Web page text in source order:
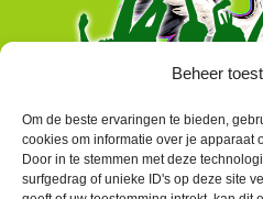
Beheer
Om de beste ervaringen te bieden,
cookies om informatie over je apparaat
Door in te stemmen met deze
surfgedrag of unieke ID's op deze site